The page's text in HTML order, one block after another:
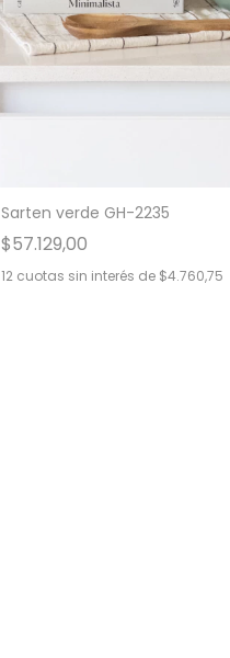
Sarten verde GH-2235
$57.129,00
12 cuotas sin interés de $4.760,75